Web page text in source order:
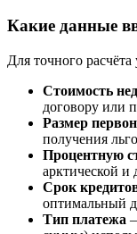
Какие данные
Для точного расчёта
Стоимость
договору или
Размер
получения
Процентную
арктической и
Срок
оптимальный
Тип платежа